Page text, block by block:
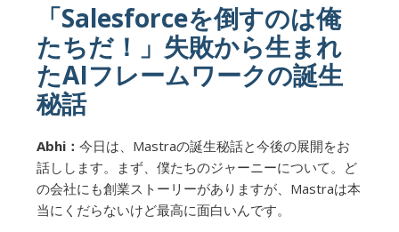
「Salesforceを倒すのは俺
たちだ！」失敗から生まれ
たAIフレームワークの誕生
秘話
Abhi： 今日は、Mastraの誕生秘話と今後の展開をお
話しします。まず、僕たちのジャーニーについて。ど
の会社にも創業ストーリーがありますが、Mastraは本
当にくだらないけど最高に面白いんです。